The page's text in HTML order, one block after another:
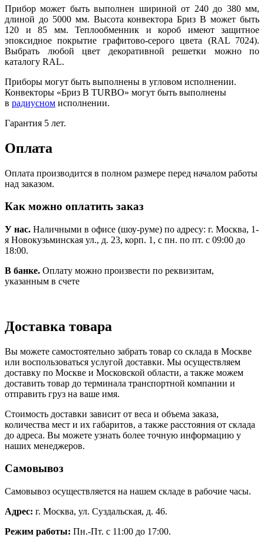
Прибор может быть выполнен шириной от 240 до 380 мм,
длиной до 5000 мм. Высота конвектора Бриз В может быть
120 и 85 мм. Теплообменник и короб имеют защитное
эпоксидное покрытие графитово-серого цвета (RAL 7024).
Выбрать любой цвет декоративной решетки можно по
каталогу RAL.
Приборы могут быть выполнены в угловом исполнении.
Конвекторы «Бриз В TURBO» могут быть выполнены
в радиусном исполнении.
Гарантия 5 лет.
Оплата
Оплата производится в полном размере перед началом работы
над заказом.
Как можно оплатить заказ
У нас. Наличными в офисе (шоу-руме) по адресу: г. Москва, 1-
я Новокузьминская ул., д. 23, корп. 1, с пн. по пт. с 09:00 до
18:00.
В банке. Оплату можно произвести по реквизитам,
указанным в счете
Доставка товара
Вы можете самостоятельно забрать товар со склада в Москве
или воспользоваться услугой доставки. Мы осуществляем
доставку по Москве и Московской области, а также можем
доставить товар до терминала транспортной компании и
отправить груз на ваше имя.
Стоимость доставки зависит от веса и объема заказа,
количества мест и их габаритов, а также расстояния от склада
до адреса. Вы можете узнать более точную информацию у
наших менеджеров.
Самовывоз
Самовывоз осуществляется на нашем складе в рабочие часы.
Адрес: г. Москва, ул. Суздальская, д. 46.
Режим работы: Пн.-Пт. с 11:00 до 17:00.